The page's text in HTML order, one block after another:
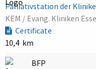
Palliativstation der
KEM / Evang. Kliniken
Certificate
10,4 km
BFP